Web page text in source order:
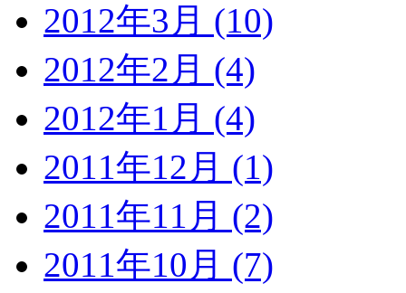
2012年3月 (10)
2012年2月 (4)
2012年1月 (4)
2011年12月 (1)
2011年11月 (2)
2011年10月 (7)